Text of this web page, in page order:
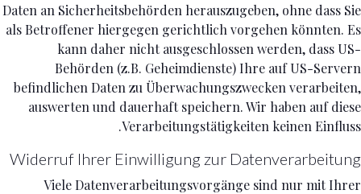
Daten an Sicherheitsbehörden herauszugeben, ohne dass Sie
als Betroffener hiergegen gerichtlich vorgehen könnten. Es
kann daher nicht ausgeschlossen werden, dass US-
Behörden (z.B. Geheimdienste) Ihre auf US-Servern
befindlichen Daten zu Überwachungszwecken verarbeiten,
auswerten und dauerhaft speichern. Wir haben auf diese
Verarbeitungstätigkeiten keinen Einfluss.
Widerruf Ihrer Einwilligung zur Datenverarbeitung
Viele Datenverarbeitungsvorgänge sind nur mit Ihrer